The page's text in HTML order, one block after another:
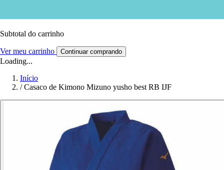
Subtotal do carrinho
Ver meu carrinho Continuar comprando
Loading...
Início
/ Casaco de Kimono Mizuno yusho best RB IJF